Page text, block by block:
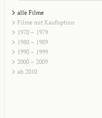
alle Filme
Filme mit Kaufoption
1970 – 1979
1980 – 1989
1990 – 1999
2000 – 2009
ab 2010